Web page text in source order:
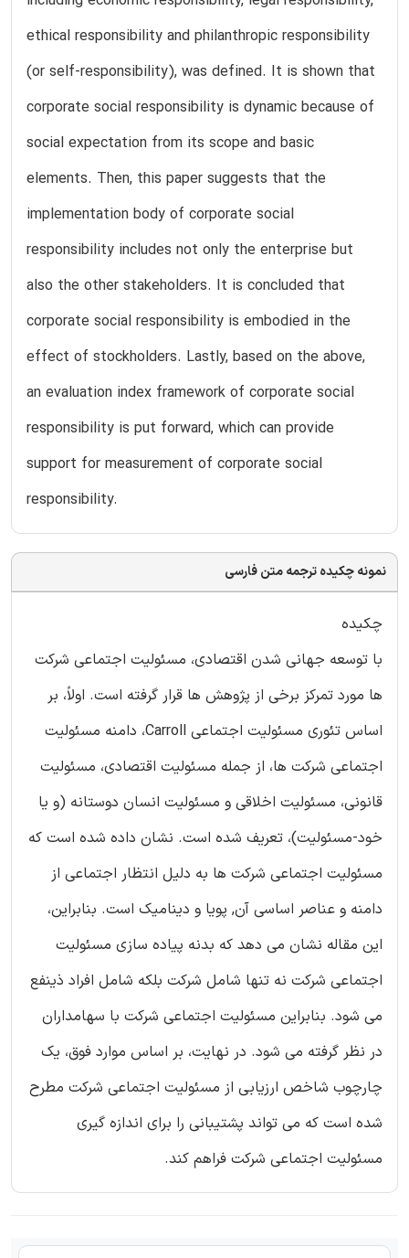
ethical responsibility and philanthropic responsibility
(or self-responsibility), was defined. It is shown that
corporate social responsibility is dynamic because of
social expectation from its scope and basic
elements. Then, this paper suggests that the
implementation body of corporate social
responsibility includes not only the enterprise but
also the other stakeholders. It is concluded that
corporate social responsibility is embodied in the
effect of stockholders. Lastly, based on the above,
an evaluation index framework of corporate social
responsibility is put forward, which can provide
support for measurement of corporate social
responsibility.
نمونه چکیده ترجمه متن فارسی
چکیده
با توسعه جهانی شدن اقتصادی، مسئولیت اجتماعی شرکت
ها مورد تمرکز برخی از پژوهش ها قرار گرفته است. اولاً، بر
اساس تئوری مسئولیت اجتماعی Carroll، دامنه مسئولیت
اجتماعی شرکت ها، از جمله مسئولیت اقتصادی، مسئولیت
قانونی، مسئولیت اخلاقی و مسئولیت انسان دوستانه (و یا
خود-مسئولیت)، تعریف شده است. نشان داده شده است که
مسئولیت اجتماعی شرکت ها به دلیل انتظار اجتماعی از
دامنه و عناصر اساسی آن, پویا و دینامیک است. بنابراین،
این مقاله نشان می دهد که بدنه پیاده سازی مسئولیت
اجتماعی شرکت نه تنها شامل شرکت بلکه شامل افراد ذینفع
می شود. بنابراین مسئولیت اجتماعی شرکت با سهامداران
در نظر گرفته می شود. در نهایت، بر اساس موارد فوق، یک
چارچوب شاخص ارزیابی از مسئولیت اجتماعی شرکت مطرح
شده است که می تواند پشتیبانی را برای اندازه گیری
مسئولیت اجتماعی شرکت فراهم کند.